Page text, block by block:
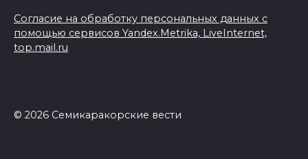
Согласие на обработку персональных данных с
помощью сервисов Yandex.Metrika, LiveInternet,
top.mail.ru
© 2026 Семикаракорские вести